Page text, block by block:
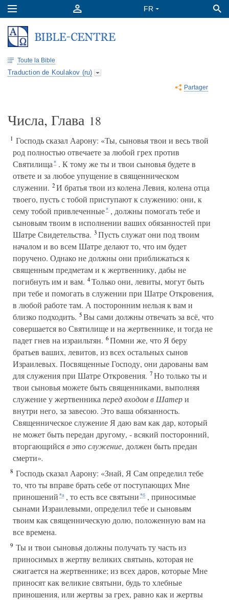
Toute la Bible
Traduction de Koulakov (ru)
Partager
Числа, Глава 18
1 Господь сказал Аарону: «Ты, сыновья твои и весь твой
род полностью отвечаете за любой грех против
Святилища * . К тому же ты и твои сыновья будете в
ответе и за любое упущение в священническом
служении. 2И братья твои из колена Левия, колена отца
твоего, пусть с тобой приступают к служению: они, к
сему тобой привлеченные* , должны помогать тебе и
сыновьям твоим в исполнении ваших обязанностей при
Шатре Свидетельства. 3Пусть служат они под твоим
началом и во всем Шатре делают то, что им будет
поручено. Однако не должны они приближаться к
священным предметам и к жертвеннику, дабы не
погибнуть им и вам. 4Только они, левиты, могут быть
при тебе и помогать в служении при Шатре Откровения,
в любой работе там. А посторонним нельзя к вам и
близко подходить. 5Вы сами должны отвечать за всё, что
совершается во Святилище и на жертвеннике, и тогда не
падет гнев на израильтян. 6Помни же, что Я беру
братьев ваших, левитов, из всех остальных сынов
Израилевых. Посвященные Господу, они дарованы вам
для служения при Шатре Откровения. 7Но только ты и
твои сыновья можете быть священниками, выполняя
служение у жертвенника перед входом в Шатери
внутри него, за завесою. Это ваша обязанность.
Священническое служение Я даю вам как дар, который
не может быть передан другому, - всякий посторонний,
вторгающийсяв это служение, должен быть предан
смерти».
8 Господь сказал Аарону: «Знай, Я Сам определил тебе
то, что ты вправе брать себе от поступающих Мне
приношений *а , то есть все святыни *б , приносимые
сынами Израилевыми, определил тебе и сыновьям
твоим как священническую долю, положенную вам на
все времена.
9 Ты и твои сыновья должны получать ту часть из
приносимых в жертву великих святынь, которая не
сжигается на жертвеннике; из всех даров, которые Мне
приносят как великие святыни, будь то хлебные
приношения, или жертвы за грех, равно как и жертвы